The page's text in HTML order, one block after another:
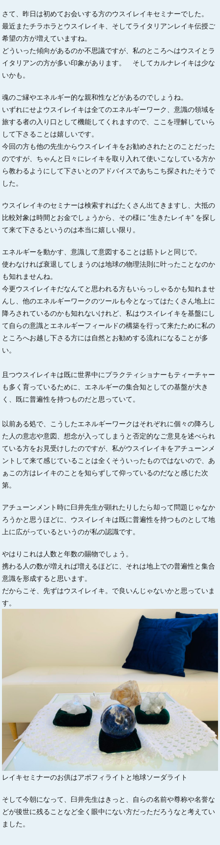
さて、昨日は初めてお会いする方のウスイレイキセミナーでした。
最近またチラホラとウスイレイキ、そしてライタリアンレイキ伝授ご
希望の方が増えていますね。
どういった傾向があるのか不思議ですが、私のところへはウスイとラ
イタリアンの方が多い印象があります。 そしてカルナレイキは少な
いかも。
魂のご縁やエネルギー的な親和性などがあるのでしょうね。
いずれにせよウスイレイキは全てのエネルギーワーク、意識の領域を
旅する者の入り口として機能してくれますので、ここを理解していら
して下さることは嬉しいです。
今回の方も他の先生からウスイレイキをお勧めされたとのことだった
のですが、ちゃんと日々にレイキを取り入れて使いこなしている方か
ら教わるようにして下さいとのアドバイスであちこち探されたそうで
した。
ウスイレイキのセミナーは検索すればたくさん出てきますし、大抵の
比較対象は時間とお金でしょうから、その様に ”生きたレイキ” を探し
て来て下さるというのは本当に嬉しい限り。
エネルギーを動かす、意識して意図することは筋トレと同じで。
使わなければ衰退してしまうのは地球の物理法則に叶ったことなのか
も知れませんね。
今更ウスイレイキだなんてと思われる方もいらっしゃるかも知れませ
んし、他のエネルギーワークのツールも今となってはたくさん地上に
降ろされているのかも知れないけれど、私はウスイレイキを基盤にし
て自らの意識とエネルギーフィールドの構築を行って来たために私の
ところへお越し下さる方には自然とお勧めする流れになることが多
い。
且つウスイレイキは既に世界中にプラクティショナーもティーチャー
も多く育っているために、エネルギーの集合知としての基盤が大き
く、既に普遍性を持つものだと思っていて。
以前ある処で、こうしたエネルギーワークはそれぞれに個々の降ろし
た人の意志や意図、想念が入ってしまうと否定的なご意見を述べられ
ている方をお見受けしたのですが、私がウスイレイキをアチューンメ
ントして来て感じていることは全くそういったものではないので、あ
ぁこの方はレイキのことを知らずして仰っているのだなと感じた次
第。
アチューンメント時に臼井先生が顕れたりしたら却って問題じゃなか
ろうかと思うほどに、ウスイレイキは既に普遍性を持つものとして地
上に広がっているというのが私の認識です。
やはりこれは人数と年数の賜物でしょう。
携わる人の数が増えれば増えるほどに、それは地上での普遍性と集合
意識を形成すると思います。
だからこそ、先ずはウスイレイキ。で良いんじゃないかと思っていま
す。
レイキセミナーのお供はアポフィライトと地球ソーダライト
そして今朝になって、臼井先生はきっと、自らの名前や尊称や名誉な
どが後世に残ることなど全く眼中にない方だっただろうなと考えてい
ました。